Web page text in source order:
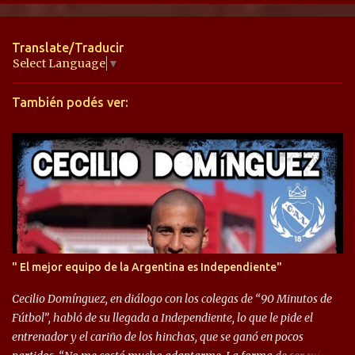
n
a
r
i
s
Translate/Traducir
Select Language ▼
También podés ver:
" El mejor equipo de la Argentina es Independiente"
Cecilio Domínguez, en diálogo con los colegas de “90 Minutos de
Fútbol”, habló de su llegada a Independiente, lo que le pide el
entrenador y el cariño de los hinchas, que se ganó en pocos